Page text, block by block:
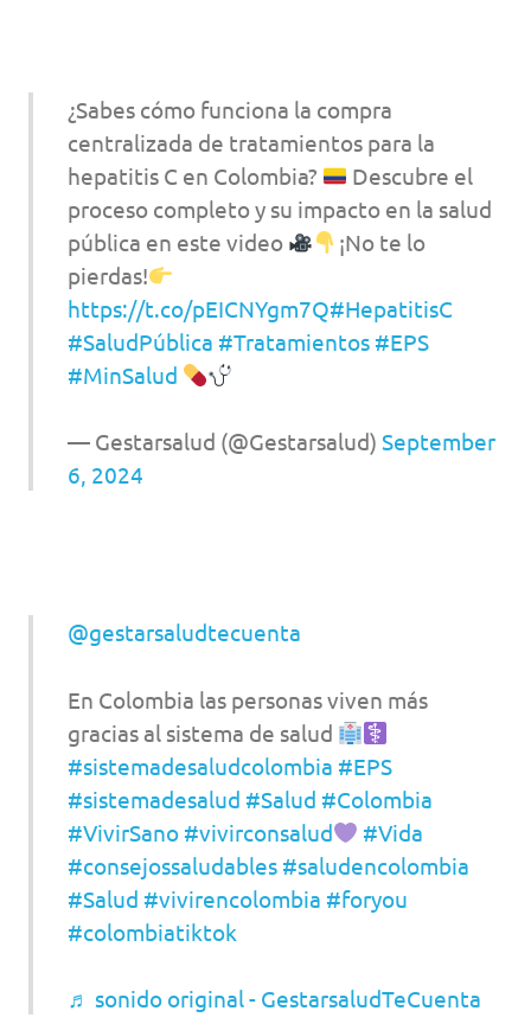
¿Sabes cómo funciona la compra
centralizada de tratamientos para la
hepatitis C en Colombia?
Descubre el
proceso completo y su impacto en la salud
pública en este video
¡No te lo
pierdas!
https://t.co/pEICNYgm7Q#HepatitisC
#SaludPública #Tratamientos #EPS
#MinSalud
— Gestarsalud (@Gestarsalud) September
6, 2024
@gestarsaludtecuenta
En Colombia las personas viven más
gracias al sistema de salud
#sistemadesaludcolombia #EPS
#sistemadesalud #Salud #Colombia
#VivirSano #vivirconsalud
#Vida
#consejossaludables #saludencolombia
#Salud #vivirencolombia #foryou
#colombiatiktok
♬ sonido original - GestarsaludTeCuenta